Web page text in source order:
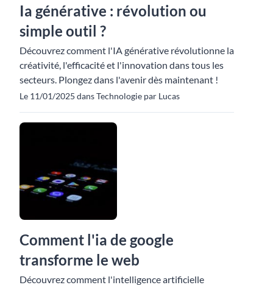
Ia générative : révolution ou
simple outil ?
Découvrez comment l'IA générative révolutionne la
créativité, l'efficacité et l'innovation dans tous les
secteurs. Plongez dans l'avenir dès maintenant !
Le 11/01/2025 dans Technologie par Lucas
Comment l'ia de google
transforme le web
Découvrez comment l'intelligence artificielle